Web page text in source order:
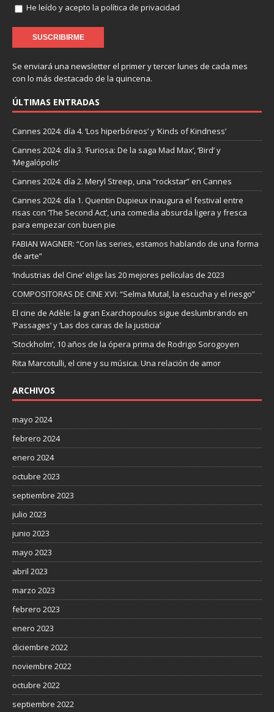
He leído y acepto la política de privacidad
Se enviará una newsletter el primer y tercer lunes de cada mes
con lo más destacado de la quincena.
ÚLTIMAS ENTRADAS
Cannes 2024: día 4. ‘Los hiperbóreos’ y ‘Kinds of Kindness’
Cannes 2024: día 3. ‘Furiosa: De la saga Mad Max’, ‘Bird’ y
‘Megalópolis’
Cannes 2024: día 2. Meryl Streep, una “rockstar” en Cannes
Cannes 2024: día 1. Quentin Dupieux inaugura el festival entre
risas con ‘The Second Act’, una comedia absurda ligera y fresca
para empezar con buen pie
FABIAN WAGNER: “Con las series, estamos hablando de una forma
de arte”
‘Industrias del Cine’ elige las 20 mejores películas de 2023
COMPOSITORAS DE CINE XVI: “Selma Mutal, la escucha y el riesgo”
El cine de Adèle: la gran Exarchopoulos sigue deslumbrando en
’Passages’ y ’Las dos caras de la justicia’
‘Stockholm’, 10 años de la ópera prima de Rodrigo Sorogoyen
Rita Marcotulli, el cine y su música. Una relación de amor
ARCHIVOS
mayo 2024
febrero 2024
enero 2024
octubre 2023
septiembre 2023
julio 2023
junio 2023
mayo 2023
abril 2023
marzo 2023
febrero 2023
enero 2023
diciembre 2022
noviembre 2022
octubre 2022
septiembre 2022